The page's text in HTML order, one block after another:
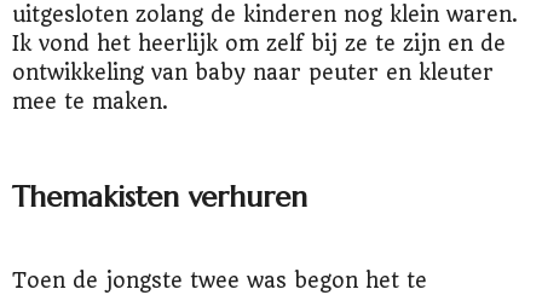
uitgesloten zolang de kinderen nog klein waren.
Ik vond het heerlijk om zelf bij ze te zijn en de
ontwikkeling van baby naar peuter en kleuter
mee te maken.
Themakisten verhuren
Toen de jongste twee was begon het te